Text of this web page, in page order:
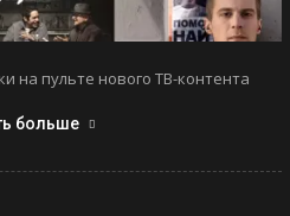
на пульте нового ТВ-контента
больше